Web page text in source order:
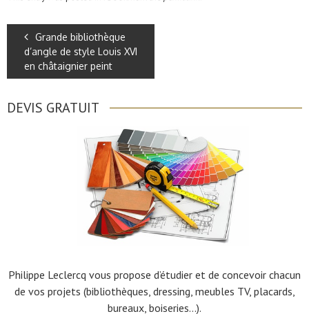
Grande bibliothèque
d’angle de style Louis XVI
en châtaignier peint
DEVIS GRATUIT
Philippe Leclercq vous propose d’étudier et de concevoir chacun
de vos projets (bibliothèques, dressing, meubles TV, placards,
bureaux, boiseries…).